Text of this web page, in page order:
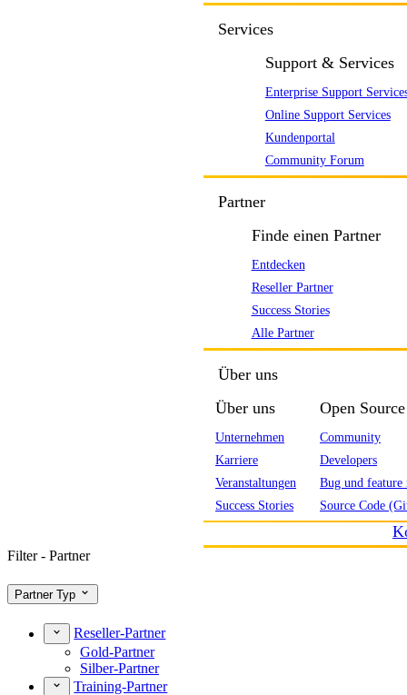
Services
Support & Services
Enterprise Support
Online Support Services
Kundenportal
Community Forum
Partner
Finde einen Partner
Entdecken
Reseller Partner
Success Stories
Alle Partner
Über uns
Über uns
Unternehmen
Karriere
Veranstaltungen
Success Stories
Open Source
Community
Developers
Bug und feature
Source Code
Filter - Partner
Partner Typ
Reseller-Partner
Gold-Partner
Silber-Partner
Training-Partner